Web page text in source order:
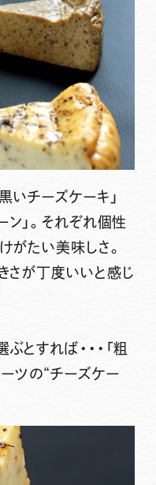
いチーズケーキ」
ン」。それぞれ個性
がたい美味しさ。
さが丁度いいと感じ
とすれば・・・「粗
ツの“チーズケー